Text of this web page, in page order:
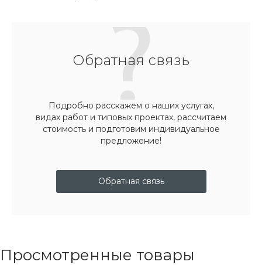
Обратная связь
Подробно расскажем о наших услугах,
видах работ и типовых проектах, рассчитаем
стоимость и подготовим индивидуальное
предложение!
Обратная связь
Просмотренные товары